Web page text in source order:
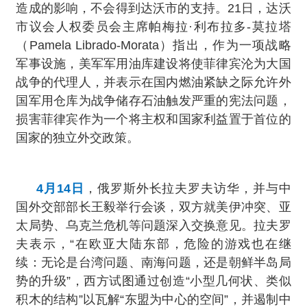
造成的影响，不会得到达沃市的支持。21日，达沃
市议会人权委员会主席帕梅拉·利布拉多-莫拉塔
（Pamela Librado-Morata）指出，作为一项战略
军事设施，美军军用油库建设将使菲律宾沦为大国
战争的代理人，并表示在国内燃油紧缺之际允许外
国军用仓库为战争储存石油触发严重的宪法问题，
损害菲律宾作为一个将主权和国家利益置于首位的
国家的独立外交政策。
4月14日
，俄罗斯外长拉夫罗夫访华，并与中
国外交部部长王毅举行会谈，双方就美伊冲突、亚
太局势、乌克兰危机等问题深入交换意见。拉夫罗
夫表示，“在欧亚大陆东部，危险的游戏也在继
续：无论是台湾问题、南海问题，还是朝鲜半岛局
势的升级”，西方试图通过创造“小型几何状、类似
积木的结构”以瓦解“东盟为中心的空间”，并遏制中